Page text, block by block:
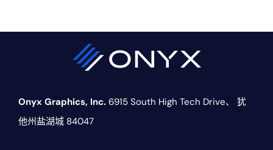
Onyx Graphics, Inc. 6915 South High Tech Drive、
犹
他州盐湖城 84047